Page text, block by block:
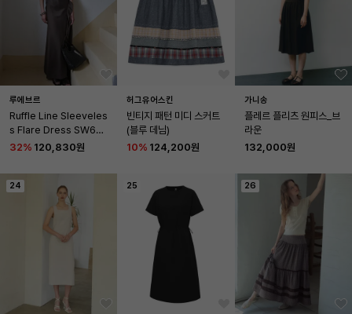
루에브르
Ruffle Line Sleeveles
s Flare Dress SW6M
O715-93
32% 120,830원
허그유어스킨
빈티지 패턴 미디 스커트
(블루 데님)
10% 124,200원
가니송
플레르 플리츠 원피스_브
라운
132,000원
24 25 26